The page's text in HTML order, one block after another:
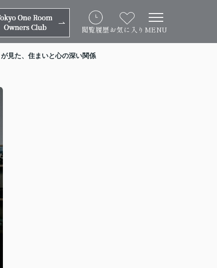
閲覧履歴お気に入り MENU
見た、住まいと心の深い関係